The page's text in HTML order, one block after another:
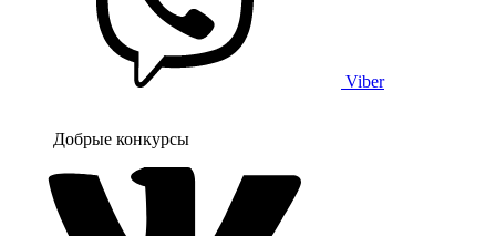
Viber
Добрые конкурсы